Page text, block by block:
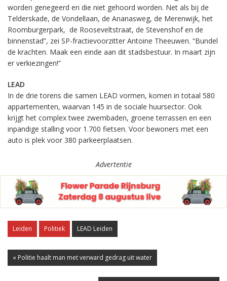
worden genegeerd en die niet gehoord worden. Net als bij de
Telderskade, de Vondellaan, de Ananasweg, de Merenwijk, het
Roomburgerpark, de Rooseveltstraat, de Stevenshof en de
binnenstad”, zei SP-fractievoorzitter Antoine Theeuwen. “Bundel
de krachten. Maak een einde aan dit stadsbestuur. In maart zijn
er verkiezingen!”
LEAD
In de drie torens die samen LEAD vormen, komen in totaal 580
appartementen, waarvan 145 in de sociale huursector. Ook
krijgt het complex twee zwembaden, groene terrassen en een
inpandige stalling voor 1.700 fietsen. Voor bewoners met een
auto is plek voor 380 parkeerplaatsen.
Advertentie
Leiden Politiek LEAD Leiden
« Politie haalt man met verward gedrag uit water